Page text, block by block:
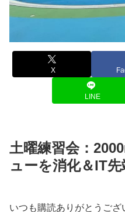
X
LINE
土曜練習会：
ューを消化＆IT
いつも購読ありがとうござ